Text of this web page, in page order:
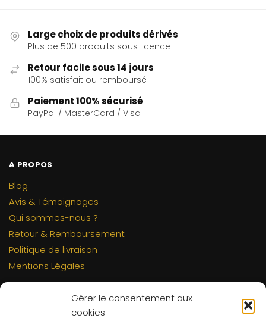
Gérer le consentement aux
cookies
Large choix de produits dérivés
Plus de 500 produits sous licence
Retour facile sous 14 jours
100% satisfait ou remboursé
Paiement 100% sécurisé
PayPal / MasterCard / Visa
A PROPOS
Blog
Avis & Témoignages
Qui sommes-nous ?
Retour & Remboursement
Politique de livraison
Mentions Légales